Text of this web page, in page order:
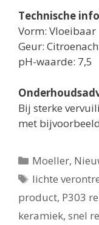
Technische
Vorm: Vloeibaar
Geur:
pH-waarde: 7,5
Bij sterke
met
Categorieën
Moeller,
Tags
lichte
product, P303
keramiek, snel